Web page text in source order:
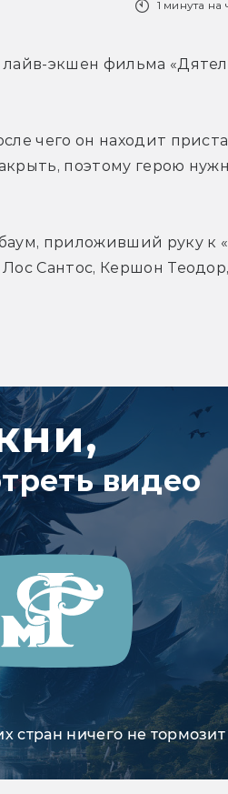
1 минута на
экшен фильма
чего он находит
поэтому герою
приложивший руку к
Сантос, Кершон
видео
стран ничего не тормозит